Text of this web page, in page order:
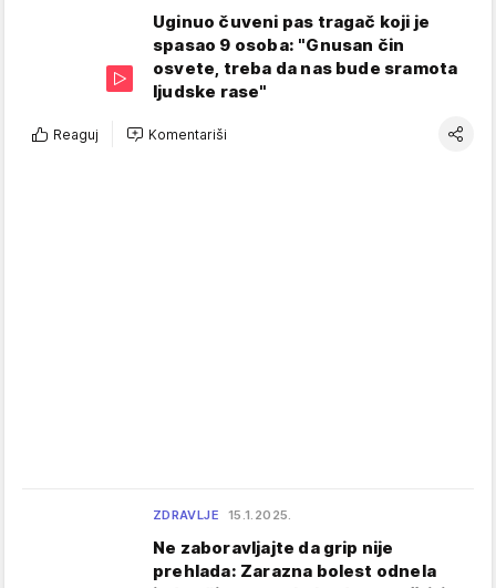
Uginuo čuveni pas tragač koji je
spasao 9 osoba: "Gnusan čin
osvete, treba da nas bude sramota
ljudske rase"
Reaguj Komentariši
ZDRAVLJE 15.1.2025.
Ne zaboravljajte da grip nije
prehlada: Zarazna bolest odnela